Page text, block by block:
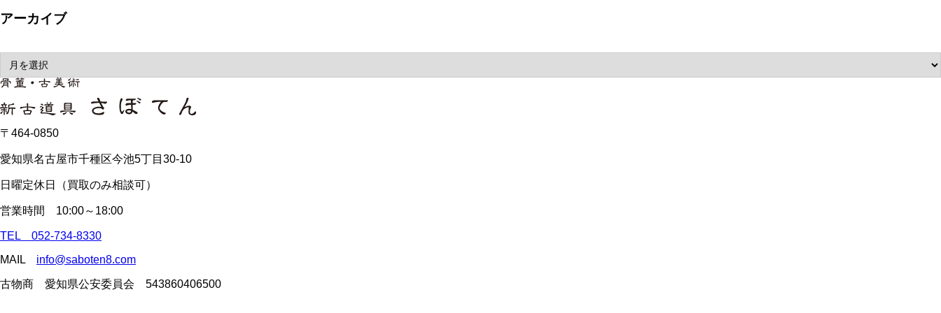
アーカイブ
〒464-0850
愛知県名古屋市千種区今池5丁目30-10
日曜定休日（買取のみ相談可）
営業時間 10:00～18:00
TEL 052-734-8330
MAIL info@saboten8.com
古物商 愛知県公安委員会 543860406500